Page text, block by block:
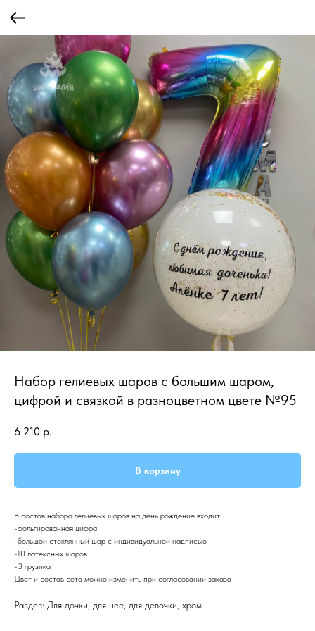
Набор гелиевых шаров с большим шаром,
цифрой и связкой в разноцветном цвете №95
6 210 р.
В корзину
В состав набора гелиевых шаров на день рождение входит:
-фольгированная цифра
-большой стеклянный шар с индивидуальной надписью
-10 латексных шаров
-3 грузика
Цвет и состав сета можно изменить при согласовании заказа
Раздел: Для дочки, для нее, для девочки, хром